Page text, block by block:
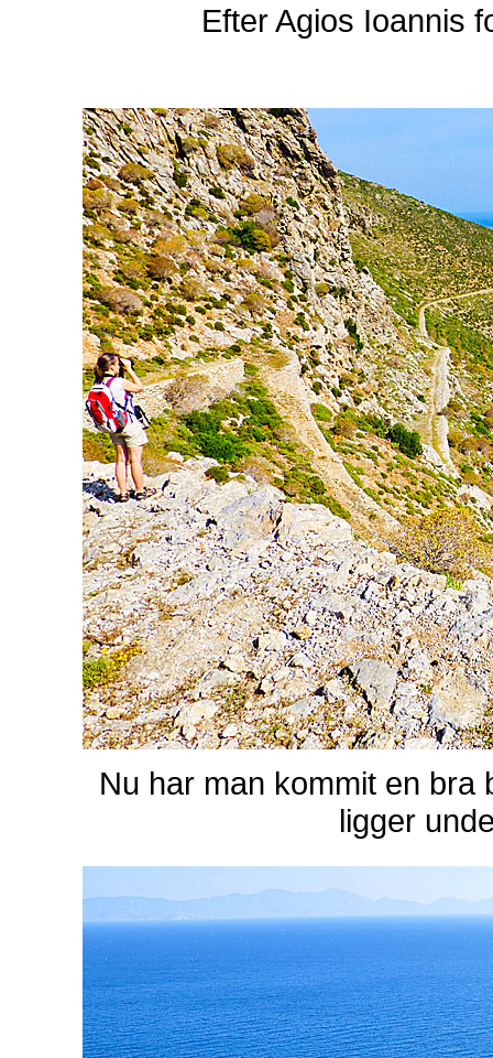
Efter Agios Ioannis
Nu har man kommit en bra
ligger